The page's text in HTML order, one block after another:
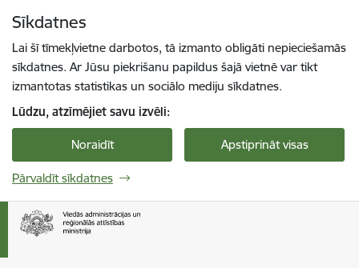
Sīkdatnes
Lai šī tīmekļvietne darbotos, tā izmanto obligāti nepieciešamās
sīkdatnes. Ar Jūsu piekrišanu papildus šajā vietnē var tikt
izmantotas statistikas un sociālo mediju sīkdatnes.
Lūdzu, atzīmējiet savu izvēli:
Noraidīt Apstiprināt visas
Pārvaldīt sīkdatnes